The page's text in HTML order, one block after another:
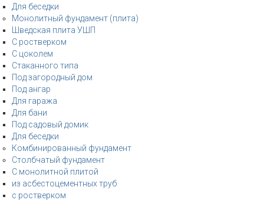
Для беседки
Монолитный фундамент (плита)
Шведская плита УШП
С ростверком
С цоколем
Стаканного типа
Под загородный дом
Под ангар
Для гаража
Для бани
Под садовый домик
Для беседки
Комбинированный фундамент
Столбчатый фундамент
С монолитной плитой
из асбестоцементных труб
с ростверком